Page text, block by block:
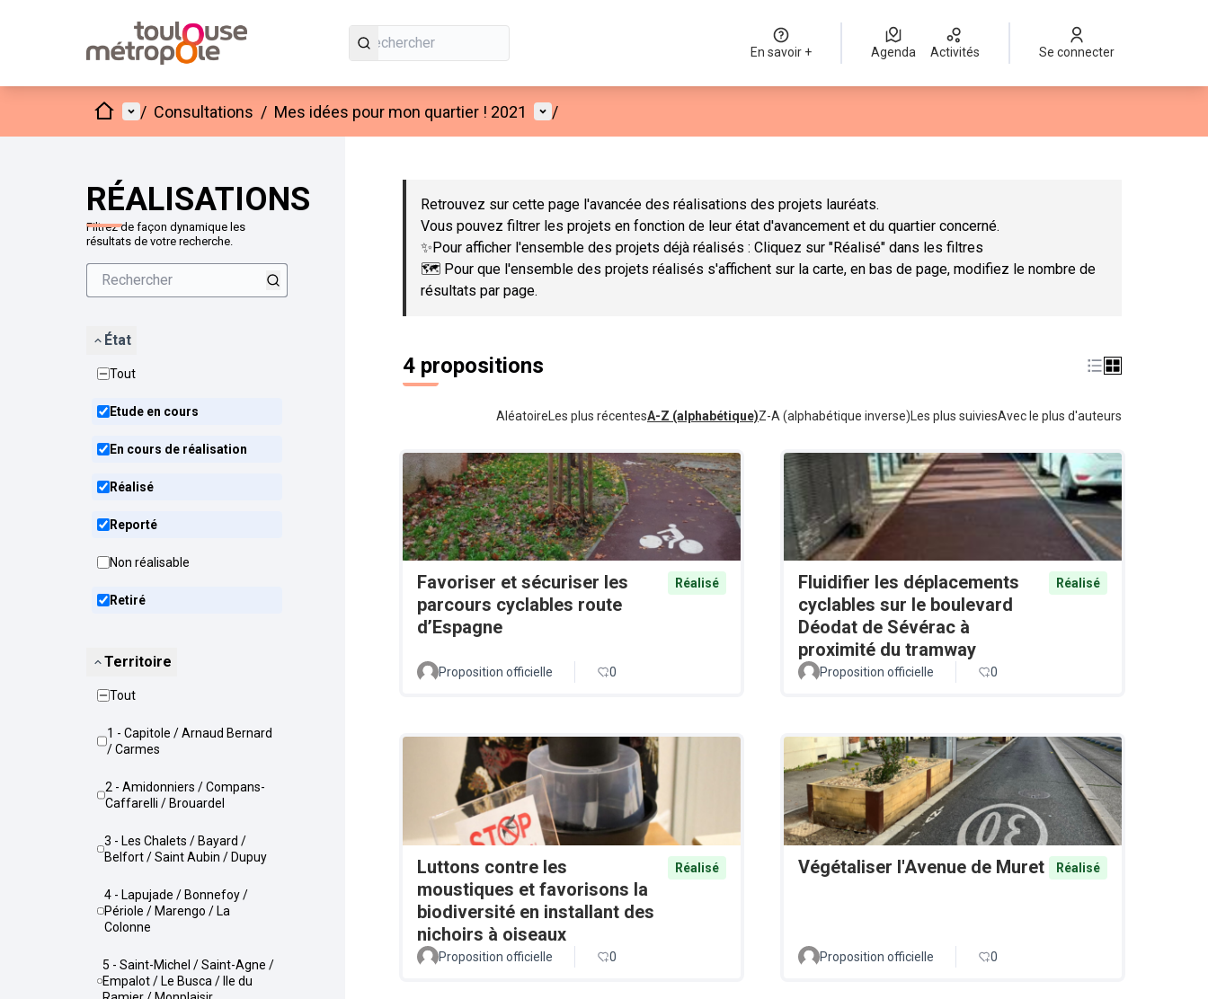
En savoir + Agenda Activités Se connecter
AccueilMenu principal
/ Consultations / Mes idées pour mon quartier ! 2021 Menu utilisateur
/
RÉALISATIONS
Filtrez de façon dynamique les
résultats de votre recherche.
État
Tout
Etude en cours
En cours de réalisation
Réalisé
Reporté
Non réalisable
Retiré
Territoire
Tout
1 - Capitole / Arnaud Bernard
/ Carmes
2 - Amidonniers / Compans-
Caffarelli / Brouardel
3 - Les Chalets / Bayard /
Belfort / Saint Aubin / Dupuy
4 - Lapujade / Bonnefoy /
Périole / Marengo / La
Colonne
5 - Saint-Michel / Saint-Agne /
Empalot / Le Busca / Ile du
Passer la carte
Retrouvez sur cette page l'avancée des réalisations des projets lauréats.
Vous pouvez filtrer les projets en fonction de leur état d'avancement et du quartier concerné.
✨Pour afficher l'ensemble des projets déjà réalisés : Cliquez sur "Réalisé" dans les filtres
🗺️ Pour que l'ensemble des projets réalisés s'affichent sur la carte, en bas de page, modifiez le nombre de
résultats par page.
4 propositions
Aléatoire Les plus récentesA-Z (alphabétique)Z-A (alphabétique inverse) Les plus suiviesAvec le plus d'auteurs
Favoriser et sécuriser les
parcours cyclables route
d’Espagne
Réalisé
Proposition officielle 0
Fluidifier les déplacements
cyclables sur le boulevard
Déodat de Sévérac à
proximité du tramway
Réalisé
Proposition officielle 0
Luttons contre les
moustiques et favorisons la
biodiversité en installant des
nichoirs à oiseaux
Réalisé
Proposition officielle 0
Végétaliser l'Avenue de Muret Réalisé
Proposition officielle 0